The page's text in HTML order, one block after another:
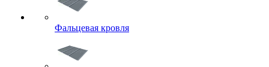
Фальцевая кровля